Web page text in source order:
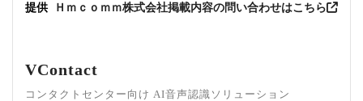
提供 Ｈｍｃｏｍｍ株式会社掲載内容の問い合わせはこちら
VContact
コンタクトセンター向け AI音声認識ソリューション